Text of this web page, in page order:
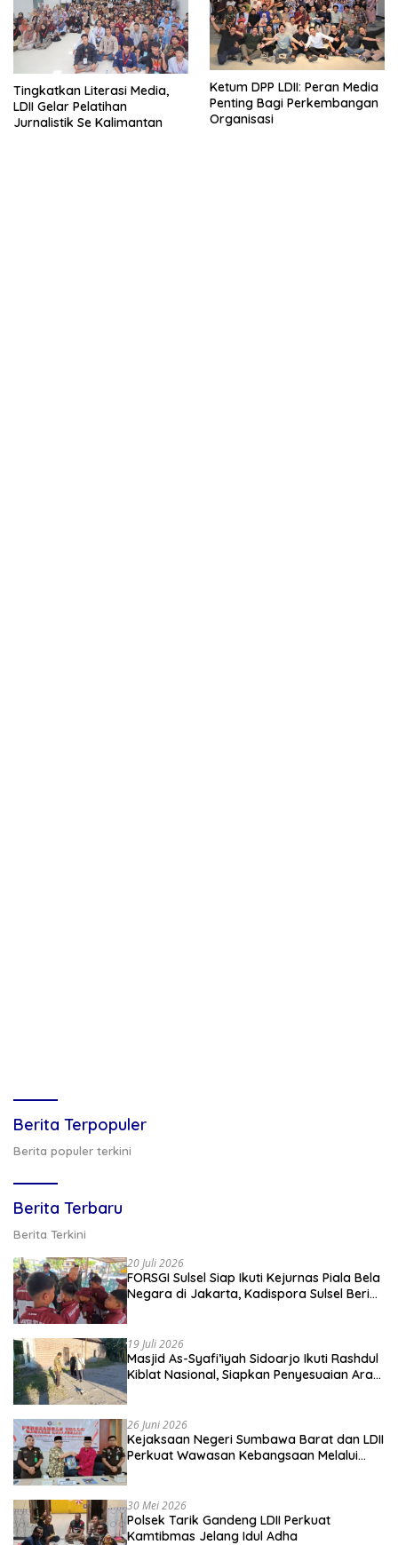
Tingkatkan Literasi Media,
LDII Gelar Pelatihan
Jurnalistik Se Kalimantan
Ketum DPP LDII: Peran Media
Penting Bagi Perkembangan
Organisasi
Berita Terpopuler
Berita populer terkini
Berita Terbaru
Berita Terkini
20 Juli 2026
FORSGI Sulsel Siap Ikuti Kejurnas Piala Bela
Negara di Jakarta, Kadispora Sulsel Beri
19 Juli 2026
Masjid As-Syafi’iyah Sidoarjo Ikuti Rashdul
Kiblat Nasional, Siapkan Penyesuaian Arah
26 Juni 2026
Kejaksaan Negeri Sumbawa Barat dan LDII
Perkuat Wawasan Kebangsaan Melalui
30 Mei 2026
Polsek Tarik Gandeng LDII Perkuat
Kamtibmas Jelang Idul Adha